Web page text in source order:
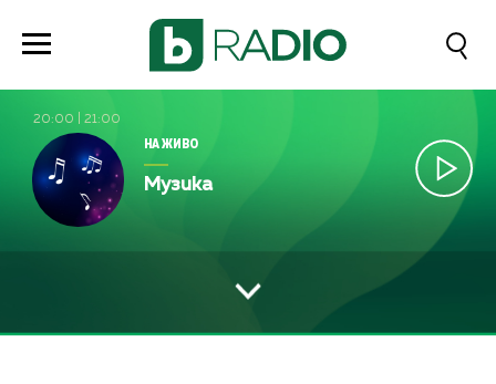
20:00 21:00
НА ЖИВО
Музика